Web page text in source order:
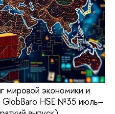
мировой экономики и
GlobBaro HSE №35 июль–